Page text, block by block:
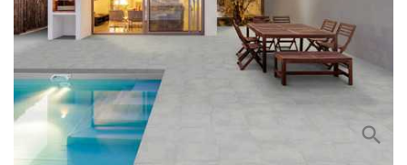
search